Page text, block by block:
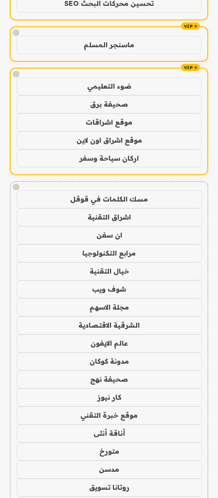
تحسين محركات البحث SEO
!
ماسنجر المسلم
!
ضوء التعليمي
صحيفة برق
موقع اشراقات
موقع اشراق اون لاين
اركان سياحة وسفر
!
مسك الكلمات في قوقل
اشراق التقنية
ان سفن
مرابع التكنولوجيا
خيال التقنية
شوف ويب
مجلة الاسهم
الشرقية الاقتصادية
عالم الايفون
مدونة كوكان
صحيفة نهج
كار نيوز
موقع خبرة التقني
أناقة أنثى
متورخ
مدسن
روتانا تسويق